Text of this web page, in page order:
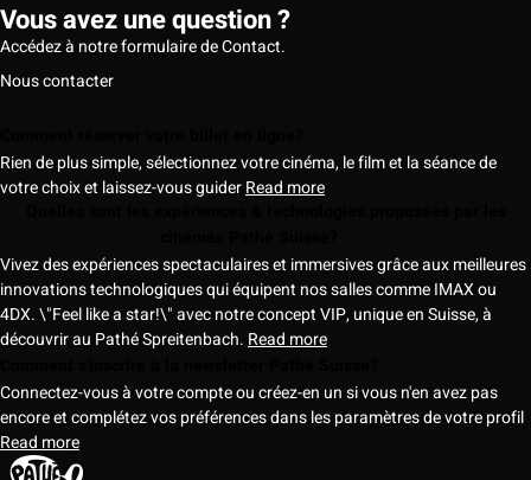
Vous avez une question ?
Accédez à notre formulaire de Contact.
Nous contacter
Rien de plus simple, sélectionnez votre cinéma, le film et la séance de
votre choix et laissez-vous guiderRead more
Vivez des expériences spectaculaires et immersives grâce aux meilleures
innovations technologiques qui équipent nos salles comme IMAX ou
4DX. \"Feel like a star!\" avec notre concept VIP, unique en Suisse, à
découvrir au Pathé Spreitenbach. Read more
Connectez-vous à votre compte ou créez-en un si vous n'en avez pas
encore et complétez vos préférences dans les paramètres de votre profil
Read more